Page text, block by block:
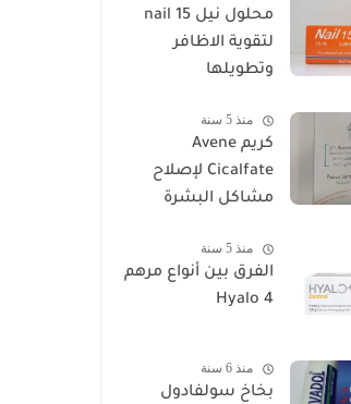
محلول نيل nail 15
لتقوية الاظافر
وتطويلها
منذ 5 سنة
كريم Avene
Cicalfate لإصلاح
مشاكل البشرة
منذ 5 سنة
الفرق بين أنواع مرهم
Hyalo 4
منذ 6 سنة
بخاخ سولفادول